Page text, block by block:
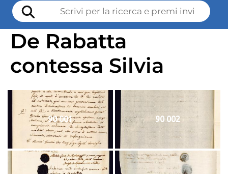
De Rabatta
contessa Silvia
90 001 90 002